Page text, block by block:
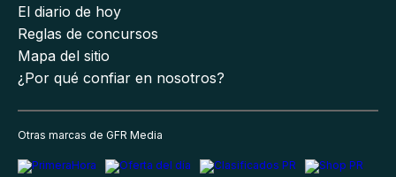
El diario de hoy
Reglas de concursos
Mapa del sitio
¿Por qué confiar en nosotros?
Otras marcas de GFR Media